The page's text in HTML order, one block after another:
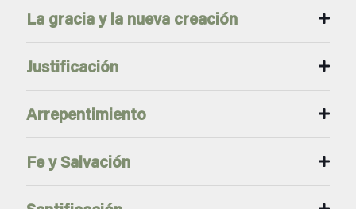
La gracia y la nueva creación
Justificación
Arrepentimiento
Fe y Salvación